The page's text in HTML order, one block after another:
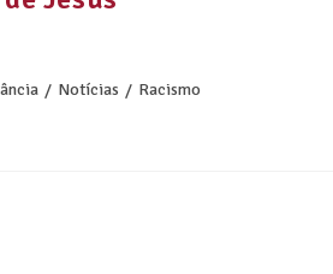
/ Notícias / Racismo